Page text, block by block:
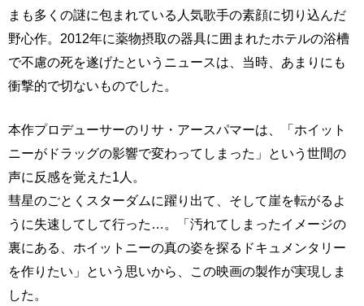
まも多くの謎に包まれている人気歌手の素顔に切り込んだ
野心作。2012年に薬物摂取の器具に囲まれたホテルの浴槽
で不慮の死を遂げたというニュースは、当時、あまりにも
衝撃的で切ないものでした。
本作プロデューサーのリサ・アースパマーは、「ホイット
ニーがドラッグの影響で変わってしまった」という世間の
声に反感を覚えた1人。
彗星のごとくスターダムに躍り出て、そして崖を転がるよ
うに失速してして行った…。「汚れてしまったイメージの
裏にある、ホイットニーの真の姿を探るドキュメンタリー
を作りたい」という思いから、この映画の製作が実現しま
した。